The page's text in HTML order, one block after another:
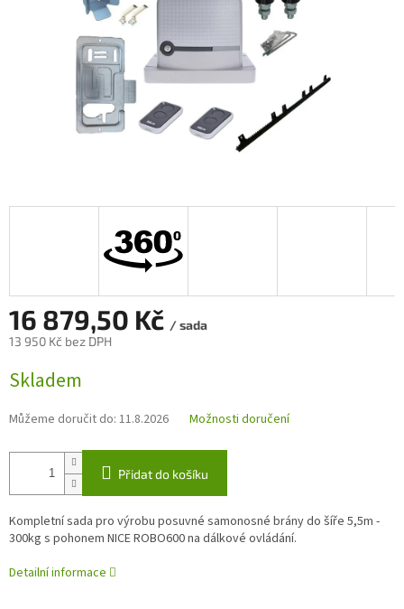
16 879,50 Kč / sada
13 950 Kč bez DPH
cena:
Skladem
Můžeme doručit do: 11.8.2026 Možnosti doručení
Přidat do košíku
Kompletní sada pro výrobu posuvné samonosné brány do šíře 5,5m -
300kg s pohonem NICE ROBO600 na dálkové ovládání.
Detailní informace